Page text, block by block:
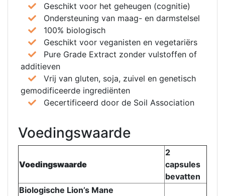
Geschikt voor het geheugen (cognitie)
Ondersteuning van maag- en darmstelsel
100% biologisch
Geschikt voor veganisten en vegetariërs
Pure Grade Extract zonder vulstoffen of
additieven
Vrij van gluten, soja, zuivel en genetisch
gemodificeerde ingrediënten
Gecertificeerd door de Soil Association
Voedingswaarde
Voedingswaarde
2
capsules
bevatten
Biologische Lion’s Mane